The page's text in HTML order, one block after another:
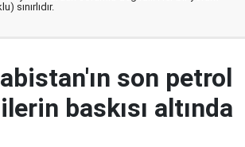
sınırlıdır.
son petrol
baskısı altında